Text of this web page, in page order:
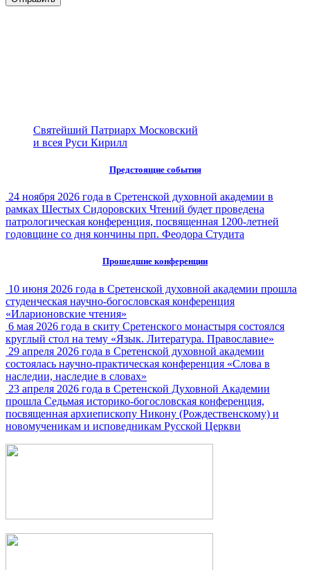
Святейший Патриарх Московский
и всея Руси Кирилл
Предстоящие события
24 ноября 2026 года в Сретенской духовной академии в
рамках Шестых Сидоровских Чтений будет проведена
патрологическая конференция, посвященная 1200-летней
годовщине со дня кончины прп. Феодора Студита
Прошедшие конференции
10 июня 2026 года в Сретенской духовной академии прошла
студенческая научно-богословская конференция
«Иларионовские чтения»
6 мая 2026 года в скиту Сретенского монастыря состоялся
круглый стол на тему «Язык. Литература. Православие»
29 апреля 2026 года в Сретенской духовной академии
состоялась научно-практическая конференция «Слова в
наследии, наследие в словах»
23 апреля 2026 года в Сретенской Духовной Академии
прошла Седьмая историко-богословская конференция,
посвященная архиепископу Никону (Рождественскому) и
новомученикам и исповедникам Русской Церкви